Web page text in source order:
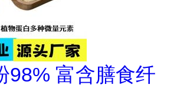
98% 富含膳食纤